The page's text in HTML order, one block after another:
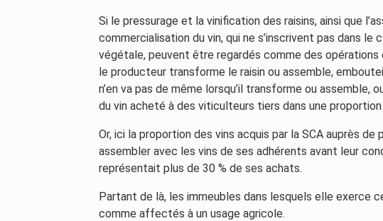
Si le pressurage et la vinification des raisins, ainsi que
commercialisation du vin, qui ne s’inscrivent pas dans
végétale, peuvent être regardés comme des
le producteur transforme le raisin ou assemble,
n’en va pas de même lorsqu’il transforme ou assemble,
du vin acheté à des viticulteurs tiers dans une
Or, ici la proportion des vins acquis par la SCA auprès
assembler avec les vins de ses adhérents avant leur
représentait plus de 30 % de ses achats.
Partant de là, les immeubles dans lesquels elle exerce
comme affectés à un usage agricole.